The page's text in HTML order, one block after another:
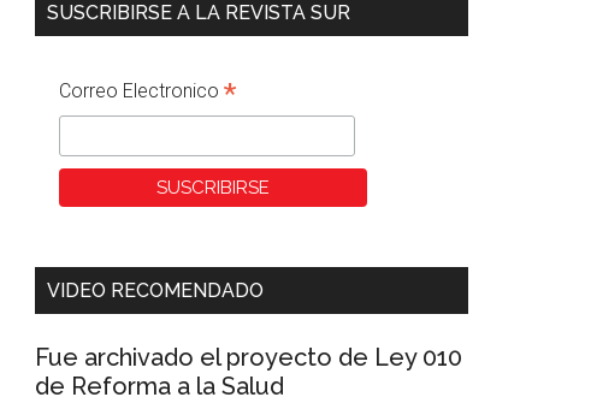
SUSCRIBIRSE A LA REVISTA SUR
Correo Electronico *
VIDEO RECOMENDADO
Fue archivado el proyecto de Ley 010
de Reforma a la Salud